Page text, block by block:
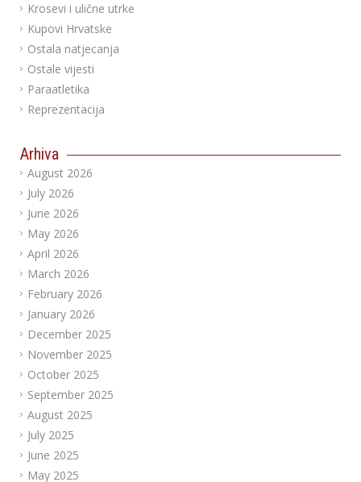
Krosevi i ulične utrke
Kupovi Hrvatske
Ostala natjecanja
Ostale vijesti
Paraatletika
Reprezentacija
Arhiva
August 2026
July 2026
June 2026
May 2026
April 2026
March 2026
February 2026
January 2026
December 2025
November 2025
October 2025
September 2025
August 2025
July 2025
June 2025
May 2025